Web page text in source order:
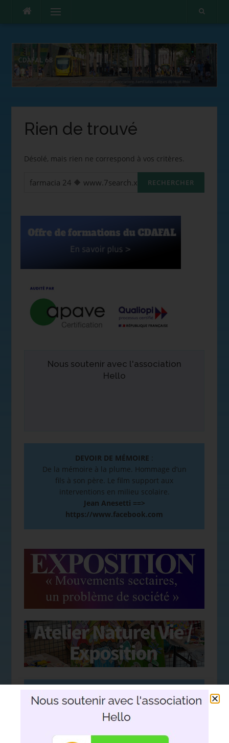
Menu
Rien de trouvé
Désolé, mais rien ne correspond à vos critères.
Nous soutenir avec l'association
Hello
DEVOIR DE MÉMOIRE :
De la mémoire à la plume. Hommage d’un
fils à son père. Le film support aux
interventions en milieu scolaire.
Jean Anesetti ==>
https://www.facebook.com
immersive sur des portraits
(vidéo)
La Fabrique des Mômes